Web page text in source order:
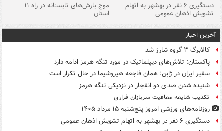
دستگیری ۶ نفر در بهشهر به اتهام
تشویش اذهان عمومی
موج بارش‌های تابستانه در راه ۱۱
استان
آخرین اخبار
کالابرگ ۳ گروه شارژ شد
پاکستان: تلاش‌های دیپلماتیک در مورد تنگه هرمز ادامه دارد
سفیر ایران در ژاپن: همان فاجعه هیروشیما در حال تکرار است
شنیده شدن صدای دو انفجار در نزدیکی تنگه هرمز
تکذیب شایعه معافیت سربازان فراری
روزنامه‌های ورزشی امروز پنج‌شنبه ۱۵ مرداد ۱۴۰۵
دستگیری ۶ نفر در بهشهر به اتهام تشویش اذهان عمومی